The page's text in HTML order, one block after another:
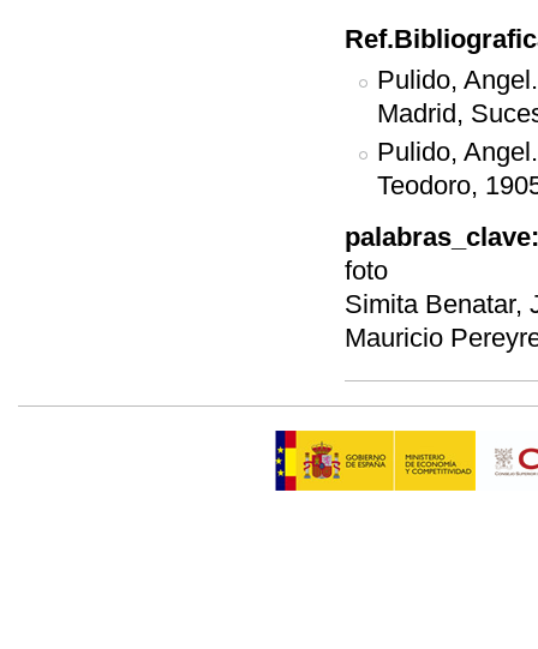
Pulido,
Madrid,
Pulido,
Teodoro,
foto
Simita Benatar,
Mauricio